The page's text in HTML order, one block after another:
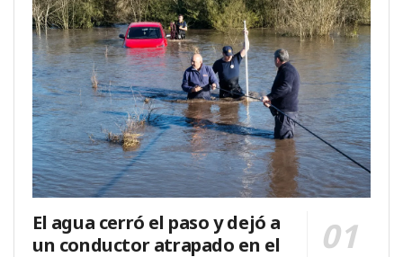
El agua cerró el paso y dejó a
un conductor atrapado en el